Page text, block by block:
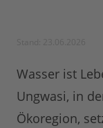
Wasser ist
Ungwasi, in
Ökoregion,